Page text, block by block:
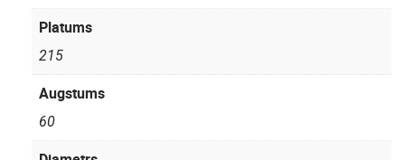
Platums
215
Augstums
60